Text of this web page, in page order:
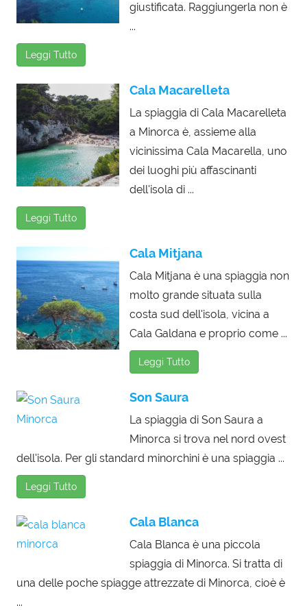
giustificata. Raggiungerla non è
...
Leggi Tutto
Cala Macarelleta
La spiaggia di Cala Macarelleta
a Minorca è, assieme alla
vicinissima Cala Macarella, uno
dei luoghi più affascinanti
dell'isola di ...
Leggi Tutto
Cala Mitjana
Cala Mitjana è una spiaggia non
molto grande situata sulla
costa sud dell'isola, vicina a
Cala Galdana e proprio come ...
Leggi Tutto
Son Saura
La spiaggia di Son Saura a
Minorca si trova nel nord ovest
dell'isola. Per gli standard minorchini è una spiaggia ...
Leggi Tutto
Cala Blanca
Cala Blanca è una piccola
spiaggia di Minorca. Si tratta di
una delle poche spiagge attrezzate di Minorca, cioè è
...